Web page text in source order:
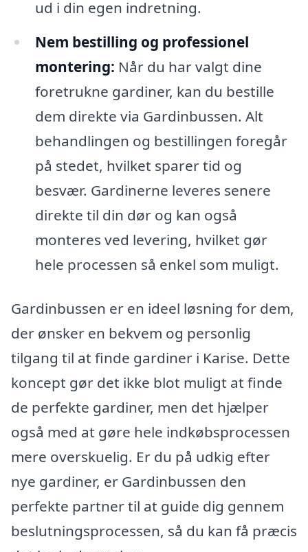
ud i din egen indretning.
Nem bestilling og professionel
montering: Når du har valgt dine
foretrukne gardiner, kan du bestille
dem direkte via Gardinbussen. Alt
behandlingen og bestillingen foregår
på stedet, hvilket sparer tid og
besvær. Gardinerne leveres senere
direkte til din dør og kan også
monteres ved levering, hvilket gør
hele processen så enkel som muligt.
Gardinbussen er en ideel løsning for dem,
der ønsker en bekvem og personlig
tilgang til at finde gardiner i Karise. Dette
koncept gør det ikke blot muligt at finde
de perfekte gardiner, men det hjælper
også med at gøre hele indkøbsprocessen
mere overskuelig. Er du på udkig efter
nye gardiner, er Gardinbussen den
perfekte partner til at guide dig gennem
beslutningsprocessen, så du kan få præcis